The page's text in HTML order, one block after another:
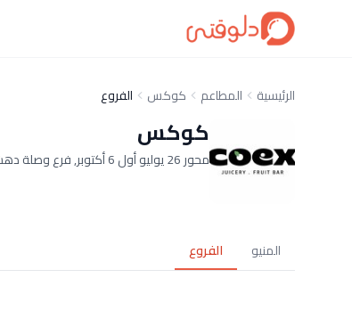
الرئيسية المطاعم كوكس الفروع
كوكس
محور 26 يوليو أول 6 أكتوبر, فرع وصلة دهشور، سيتي بارك أكتوبر، الممشى السياحي, فرع الممشى السياحي زاب برومانادا وصلة دهشور الحي الأول
المنيو الفروع